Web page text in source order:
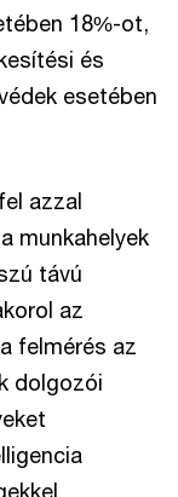
18%-ot,
és
esetében
azzal
munkahelyek
távú
az
felmérés az
dolgozói